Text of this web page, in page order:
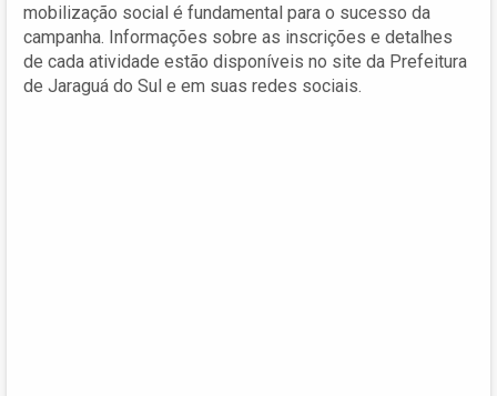
mobilização social é fundamental para o sucesso da
campanha. Informações sobre as inscrições e detalhes
de cada atividade estão disponíveis no site da Prefeitura
de Jaraguá do Sul e em suas redes sociais.